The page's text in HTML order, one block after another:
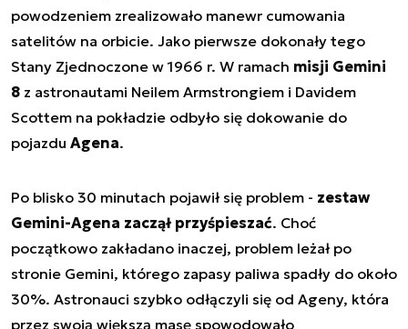
powodzeniem zrealizowało manewr cumowania
satelitów na orbicie. Jako pierwsze dokonały tego
Stany Zjednoczone w 1966 r. W ramach misji Gemini
8 z astronautami Neilem Armstrongiem i Davidem
Scottem na pokładzie odbyło się dokowanie do
pojazdu Agena.
Po blisko 30 minutach pojawił się problem - zestaw
Gemini-Agena zaczął przyśpieszać. Choć
początkowo zakładano inaczej, problem leżał po
stronie Gemini, którego zapasy paliwa spadły do około
30%. Astronauci szybko odłączyli się od Ageny, która
przez swoją większą masę spowodowało